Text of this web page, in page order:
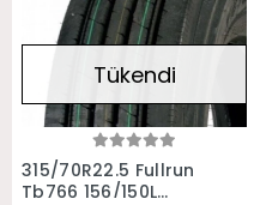
Stokta Yok
Tükendi
315/70R22.5 Fullrun
Tb766 156/150L